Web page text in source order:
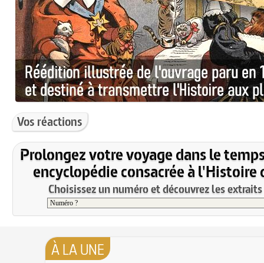
Vos réactions
Prolongez votre voyage dans le
encyclopédie consacrée à l'Histoire
Choisissez un numéro et découvrez les
À LA UNE